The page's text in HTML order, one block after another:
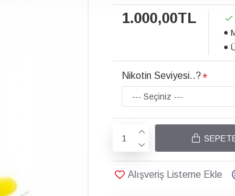
1.000,00TL
Nikotin Seviyesi..?
Alışveriş Listeme Ekle